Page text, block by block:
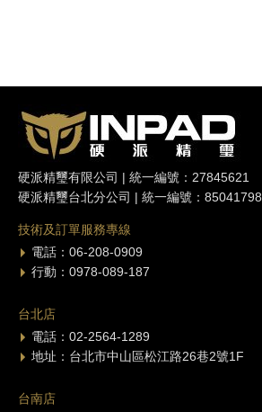
硬派精璽有限公司 | 統一編號：27845621
硬派精璽台北分公司 | 統一編號：85041798
技術及訂單服務專線
電話：06-208-0909
行動：0978-089-187
台北店
電話：02-2564-1289
地址：台北市中山區松江路26巷2號1F
台南店